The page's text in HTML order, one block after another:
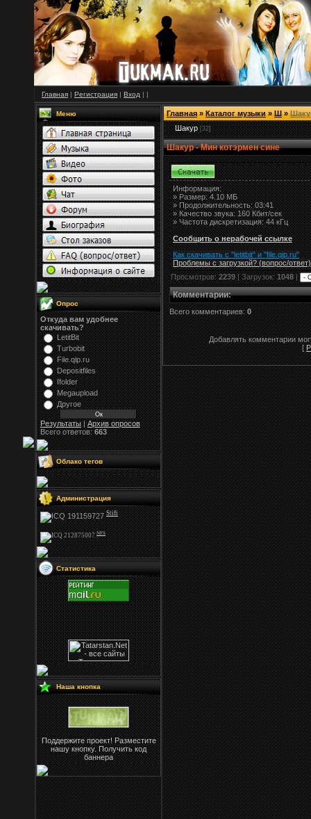
Главная | Регистрация | Вход | |
Меню
Опрос
Откуда вам удобнее
скачивать?
LetitBit
Turbobit
File.qip.ru
Depositfiles
Ifolder
Megaupload
Другое
Результаты|Архив опросов
Всего ответов:663
Облако тегов
Администрация
Stifi
NFS
Статистика
Наша кнопка
Поддержите проект! Разместите
нашу кнопку. Получить код
баннера
Главная»Каталог музыки»Ш»
Шакур [32]
Шакур - Мин котэрмен сине
Информация:
»Размер:4.10 МБ
» Продолжительность: 03:41
» Качество звука: 160 Кбит/сек
» Частота дискретизация: 44 кГц
Сообщить о нерабочей ссылке
Как скачивать с "letitbit" и "file.qip.ru"
Проблемы с загрузкой? (вопрос/ответ)
Просмотров:2239| Загрузок:1048|
Комментарии:
Всего комментариев: 0
Добавлять комментарии
[